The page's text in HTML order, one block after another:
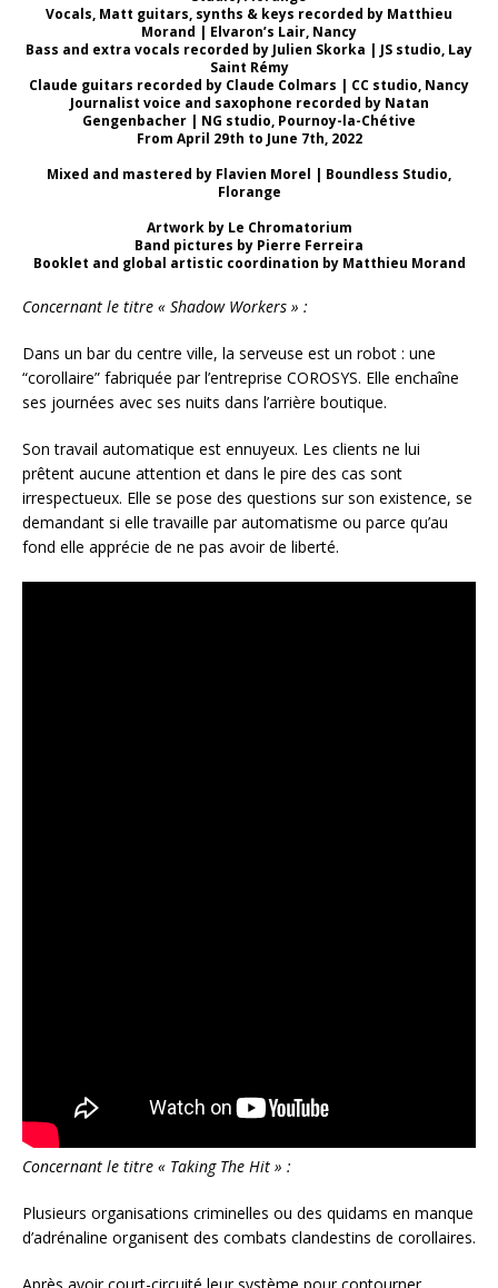
Vocals, Matt guitars, synths & keys recorded by Matthieu
Morand | Elvaron’s Lair, Nancy
Bass and extra vocals recorded by Julien Skorka | JS studio, Lay
Saint Rémy
Claude guitars recorded by Claude Colmars | CC studio, Nancy
Journalist voice and saxophone recorded by Natan
Gengenbacher | NG studio, Pournoy-la-Chétive
From April 29th to June 7th, 2022
Mixed and mastered by Flavien Morel | Boundless Studio,
Florange
Artwork by Le Chromatorium
Band pictures by Pierre Ferreira
Booklet and global artistic coordination by Matthieu Morand
Concernant le titre « Shadow Workers » :
Dans un bar du centre ville, la serveuse est un robot : une
“corollaire” fabriquée par l’entreprise COROSYS. Elle enchaîne
ses journées avec ses nuits dans l’arrière boutique.
Son travail automatique est ennuyeux. Les clients ne lui
prêtent aucune attention et dans le pire des cas sont
irrespectueux. Elle se pose des questions sur son existence, se
demandant si elle travaille par automatisme ou parce qu’au
fond elle apprécie de ne pas avoir de liberté.
Concernant le titre « Taking The Hit » :
Plusieurs organisations criminelles ou des quidams en manque
d’adrénaline organisent des combats clandestins de corollaires.